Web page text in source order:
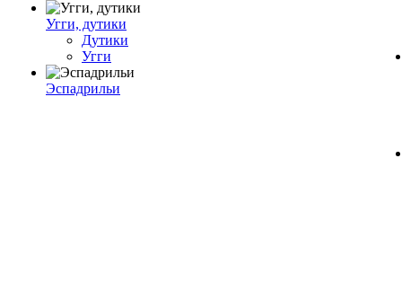
Угги, дутики
Дутики
Угги
Эспадрильи